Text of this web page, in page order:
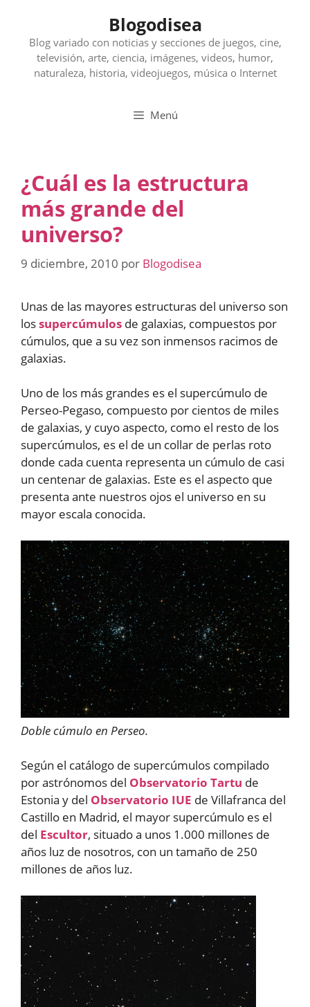
contenido
Blogodisea
Blog variado con noticias y secciones de juegos, cine,
televisión, arte, ciencia, imágenes, videos, humor,
naturaleza, historia, videojuegos, música o Internet
Menú
¿Cuál es la estructura
más grande del
universo?
9 diciembre, 2010 por Blogodisea
Unas de las mayores estructuras del universo son
lossupercúmulos de galaxias, compuestos por
cúmulos, que a su vez son inmensos racimos de
galaxias.
Uno de los más grandes es el supercúmulo de
Perseo-Pegaso, compuesto por cientos de miles
de galaxias, y cuyo aspecto, como el resto de los
supercúmulos, es el de un collar de perlas roto
donde cada cuenta representa un cúmulo de casi
un centenar de galaxias. Este es el aspecto que
presenta ante nuestros ojos el universo en su
mayor escala conocida.
Doble cúmulo en Perseo.
Según el catálogo de supercúmulos compilado
por astrónomos del Observatorio Tartu de
Estonia y del Observatorio IUE de Villafranca del
Castillo en Madrid, el mayor supercúmulo es el
del Escultor, situado a unos 1.000 millones de
años luz de nosotros, con un tamaño de 250
millones de años luz.